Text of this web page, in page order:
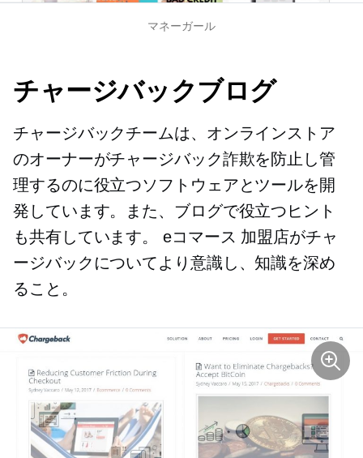
マネーガール
チャージバックブログ
チャージバックチームは、オンラインストア
のオーナーがチャージバック詐欺を防止し管
理するのに役立つソフトウェアとツールを開
発しています。また、ブログで役立つヒント
も共有しています。 eコマース 加盟店がチャ
ージバックについてより意識し、知識を深め
ること。